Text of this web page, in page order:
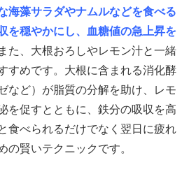
海藻サラダやナムルなどを食べる
を穏やかにし、血糖値の急上昇を
また、大根おろしやレモン汁と一緒
すめです。大根に含まれる消化酵
など）が脂質の分解を助け、レモ
を促すとともに、鉄分の吸収を高
食べられるだけでなく翌日に疲れ
の賢いテクニックです。